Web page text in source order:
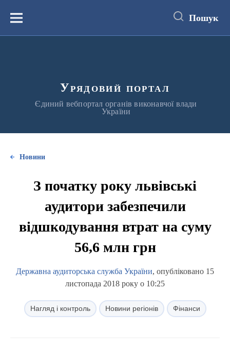
вмістуМеню Пошук
Урядовий портал
Єдиний вебпортал органів виконавчої влади
України
Новини
З початку року львівські
аудитори забезпечили
відшкодування втрат на суму
56,6 млн грн
Державна аудиторська служба України, опубліковано 15
листопада 2018 року о 10:25
Нагляд і контроль Новини регіонів Фінанси